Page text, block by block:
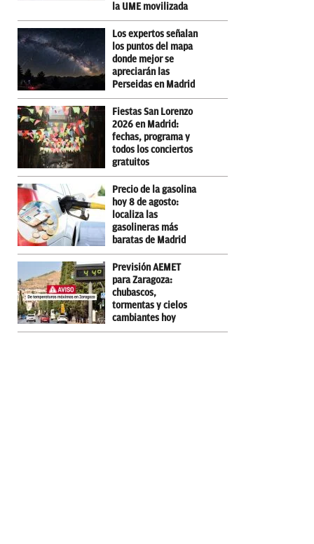
la UME movilizada
Los expertos señalan
los puntos del mapa
donde mejor se
apreciarán las
Perseidas en Madrid
Fiestas San Lorenzo
2026 en Madrid:
fechas, programa y
todos los conciertos
gratuitos
Precio de la gasolina
hoy 8 de agosto:
localiza las
gasolineras más
baratas de Madrid
Previsión AEMET
para Zaragoza:
chubascos,
tormentas y cielos
cambiantes hoy